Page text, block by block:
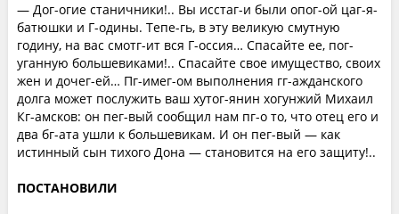
— Дог-огие станичники!.. Вы исстаг-и были опог-ой цаг-я-
батюшки и Г-одины. Тепе-гь, в эту великую смутную
годину, на вас смотг-ит вся Г-оссия… Спасайте ее, пог-
уганную большевиками!.. Спасайте свое имущество, своих
жен и дочег-ей… Пг-имег-ом выполнения гг-ажданского
долга может послужить ваш хутог-янин хогунжий Михаил
Кг-амсков: он пег-вый сообщил нам пг-о то, что отец его и
два бг-ата ушли к большевикам. И он пег-вый — как
истинный сын тихого Дона — становится на его защиту!..
ПОСТАНОВИЛИ